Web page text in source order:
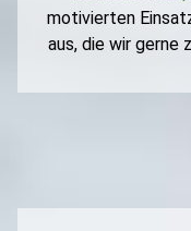
motivierten
aus, die wir gerne